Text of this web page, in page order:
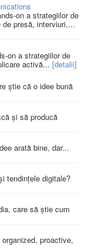
on a strategiilor de
presă, interviuri,...
on a strategiilor de
activă... [detalii]
știe că o idee bună
și să producă
arată bine, dar...
tendințele digitale?
care să știe cum
proactive,